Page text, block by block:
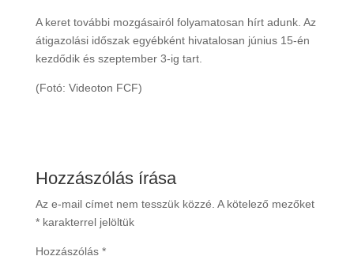
A keret további mozgásairól folyamatosan hírt adunk. Az
átigazolási időszak egyébként hivatalosan június 15-én
kezdődik és szeptember 3-ig tart.
(Fotó: Videoton FCF)
Hozzászólás írása
Az e-mail címet nem tesszük közzé. A kötelező mezőket
*karakterrel jelöltük
Hozzászólás *